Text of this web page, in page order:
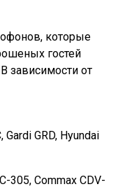
которые
гостей
зависимости от
GRD, Hyundai
305, Commax CDV-